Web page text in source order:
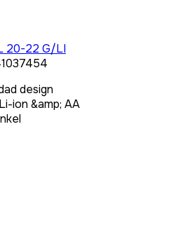
20-22 G/LI
1037454
design
ion &amp; AA